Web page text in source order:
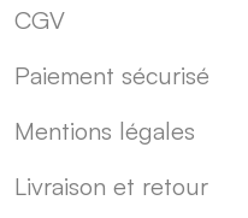
CGV
Paiement sécurisé
Mentions légales
Livraison et retour